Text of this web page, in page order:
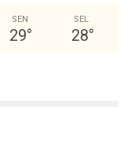
SEN
29°
SEL
28°